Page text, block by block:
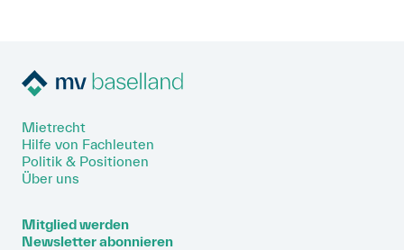
Mietrecht
Hilfe von Fachleuten
Politik & Positionen
Über uns
Mitglied werden
Newsletter abonnieren